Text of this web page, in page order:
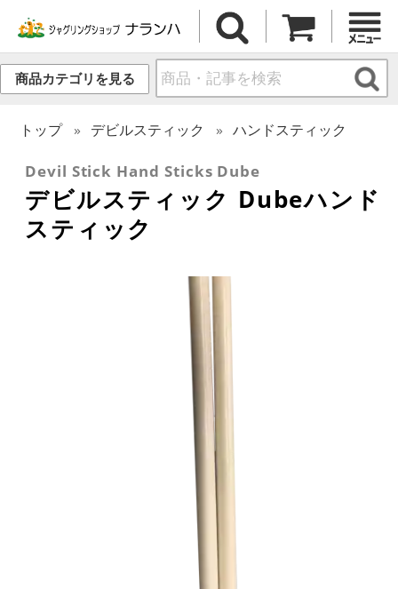
商品カテゴリを見る
トップ デビルスティック ハンドスティック
Devil Stick Hand Sticks Dube
デビルスティック Dubeハンド
スティック